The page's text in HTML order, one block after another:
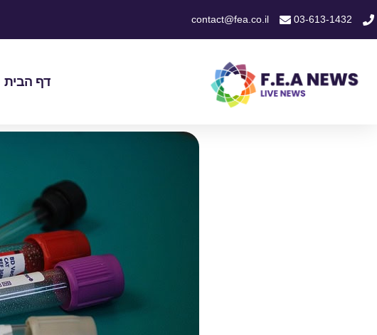
03-613-1432
contact@fea.co.il
דף הבית